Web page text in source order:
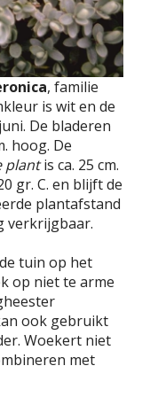
, familie
is wit en de
De bladeren
hoog. De
plantis ca. 25 cm.
gr. C. en blijft de
plantafstand
verkrijgbaar.
tuin op het
op niet te arme
ook gebruikt
Woekert niet
met